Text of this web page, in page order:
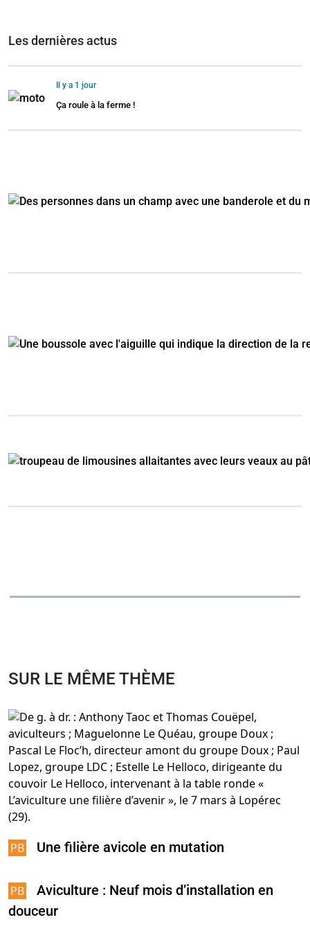
Les dernières actus
Il y a 1 jour
Ça roule à la ferme !
SUR LE MÊME THÈME
Une filière avicole en mutation
Aviculture : Neuf mois d’installation en
douceur